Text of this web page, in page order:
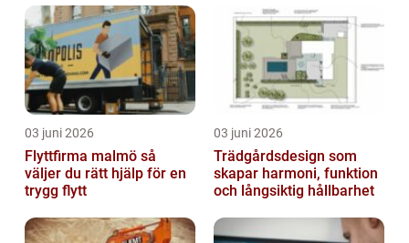
03 juni 2026
Flyttfirma malmö så
väljer du rätt hjälp för en
trygg flytt
03 juni 2026
Trädgårdsdesign som
skapar harmoni, funktion
och långsiktig hållbarhet